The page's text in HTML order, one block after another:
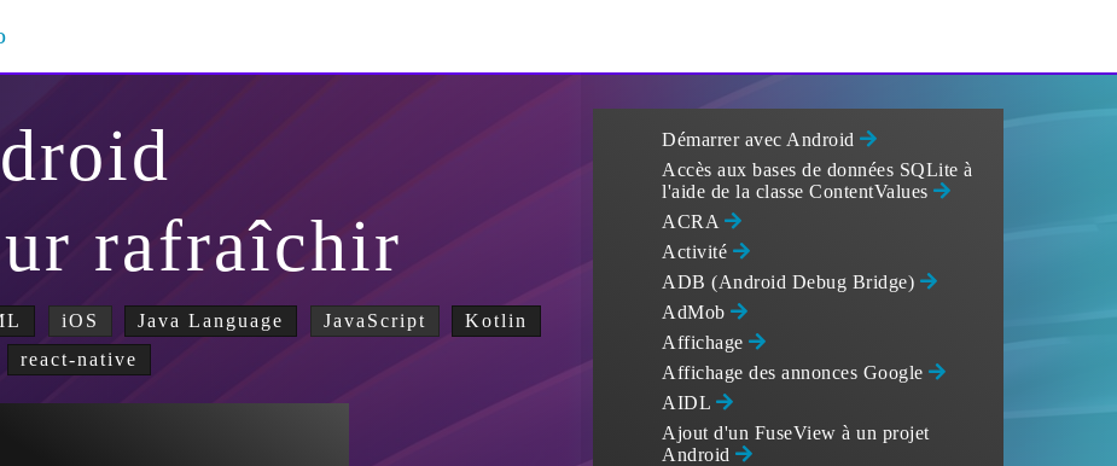
rafraîchir
iOS Java Language JavaScript
Kotlin
react-native
Démarrer avec Android
Accès aux bases de données SQLite à
l'aide de la classe ContentValues
ACRA
Activité
ADB (Android Debug Bridge)
AdMob
Affichage
Affichage des annonces Google
AIDL
Ajout d'un FuseView à un projet
Android